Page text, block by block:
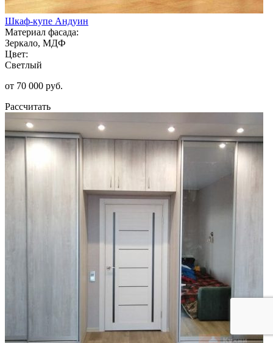
Шкаф-купе Андуин
Материал фасада:
Зеркало, МДФ
Цвет:
Светлый
от 70 000 руб.
Рассчитать